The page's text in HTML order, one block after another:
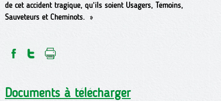
de cet accident tragique, qu’ils soient Usagers, Témoins,
Sauveteurs et Cheminots. »
Documents à télécharger